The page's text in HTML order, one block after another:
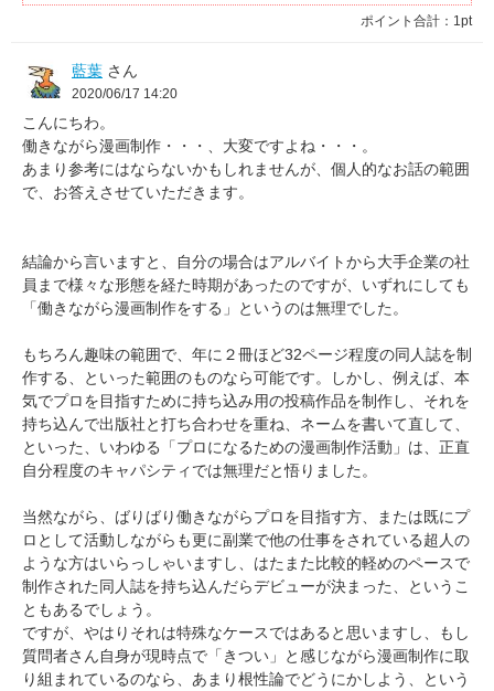
ポイント合計： 1pt
藍葉 さん
2020/06/17 14:20
こんにちわ。
働きながら漫画制作・・・、大変ですよね・・・。
あまり参考にはならないかもしれませんが、個人的なお話の範囲
で、お答えさせていただきます。
結論から言いますと、自分の場合はアルバイトから大手企業の社
員まで様々な形態を経た時期があったのですが、いずれにしても
「働きながら漫画制作をする」というのは無理でした。
もちろん趣味の範囲で、年に２冊ほど32ページ程度の同人誌を制
作する、といった範囲のものなら可能です。しかし、例えば、本
気でプロを目指すために持ち込み用の投稿作品を制作し、それを
持ち込んで出版社と打ち合わせを重ね、ネームを書いて直して、
といった、いわゆる「プロになるための漫画制作活動」は、正直
自分程度のキャパシティでは無理だと悟りました。
当然ながら、ばりばり働きながらプロを目指す方、または既にプ
ロとして活動しながらも更に副業で他の仕事をされている超人の
ような方はいらっしゃいますし、はたまた比較的軽めのペースで
制作された同人誌を持ち込んだらデビューが決まった、というこ
ともあるでしょう。
ですが、やはりそれは特殊なケースではあると思いますし、もし
質問者さん自身が現時点で「きつい」と感じながら漫画制作に取
り組まれているのなら、あまり根性論でどうにかしよう、という